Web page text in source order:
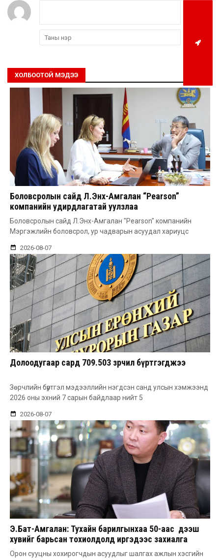
ХОЛБООТОЙ МЭДЭЭ
Боловсролын сайд Л.Энх-Амгалан “Pearson”
компанийн удирдлагатай уулзлаа
Боловсролын сайд Л.Энх-Амгалан "Pearson" компанийн
Мэргэжлийн боловсрол, ур чадварын асуудал хариуцс
2026-08-07
Долоодугаар сард 709.503 зөрчил бүртгэгджээ
Зөрчлийн бүртгэл мэдээллийн нэгдсэн санд улсын хэмжээнд
2026 оны эхний 7 сарын байдлаар нийт 5
2026-08-07
Э.Бат-Амгалан: Тухайн барилгынхаа 50-аас дээш
хувийг барьсан тохиолдолд иргэдээс захиалга
авдаг болгоно
Орон сууцны хохирогчдын асуудлыг шалгах ажлын хэсгийн